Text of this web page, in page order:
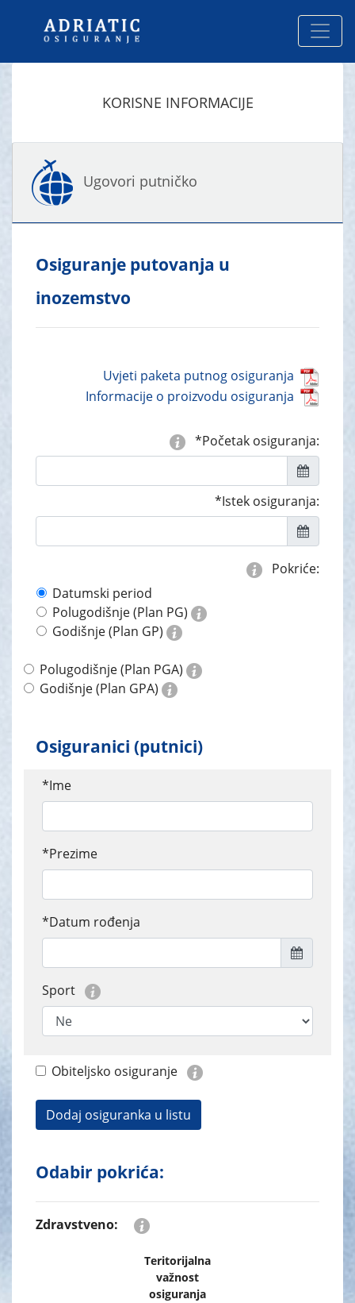
KORISNE INFORMACIJE
Ugovori putničko
Osiguranje putovanja u
inozemstvo
Uvjeti paketa putnog osiguranja
Informacije o proizvodu osiguranja
*Početak osiguranja:
*Istek osiguranja:
Pokriće:
Datumski period
Polugodišnje (Plan PG)
Godišnje (Plan GP)
Polugodišnje (Plan PGA)
Godišnje (Plan GPA)
Osiguranici (putnici)
*Ime
*Prezime
*Datum rođenja
Sport
Obiteljsko osiguranje
Dodaj osiguranka u listu
Odabir pokrića:
Zdravstveno:
Teritorijalna
važnost
osiguranja